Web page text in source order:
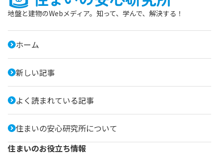
地盤と建物のWebメディア。知って、学んで、解決する！
ホーム
新しい記事
よく読まれている記事
住まいの安心研究所について
住まいのお役立ち情報